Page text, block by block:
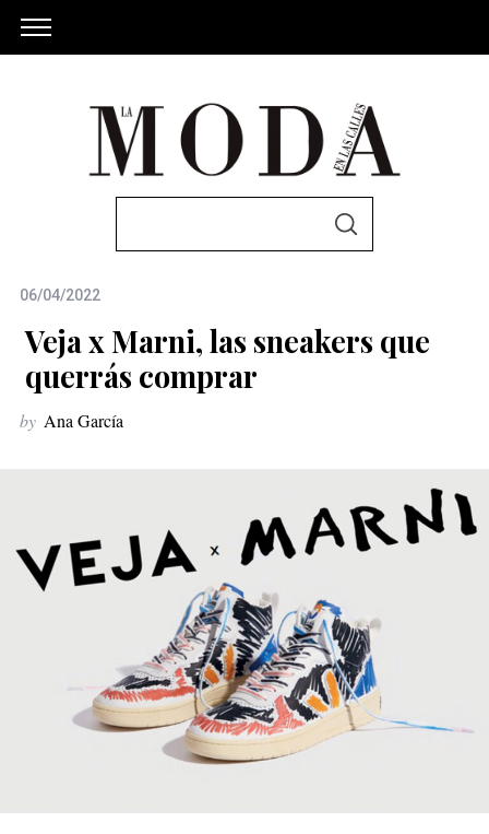
c
h
f
o
S
06/04/2022
Veja x Marni, las sneakers que
querrás comprar
by Ana García